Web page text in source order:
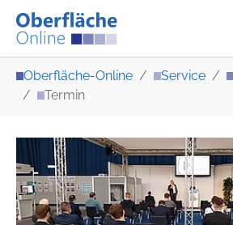
Oberfläche-Online Service
Termin